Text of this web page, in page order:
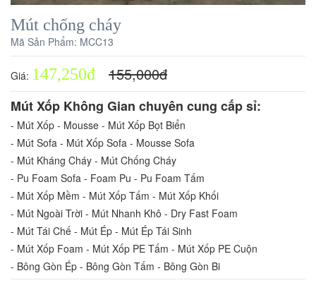
Mút chống cháy
Mã Sản Phẩm: MCC13
Giá: 147,250đ 155,000đ
Mút Xốp Không Gian chuyên cung cấp sỉ:
- Mút Xốp - Mousse - Mút Xốp Bọt Biển
- Mút Sofa - Mút Xốp Sofa - Mousse Sofa
- Mút Kháng Cháy - Mút Chống Cháy
- Pu Foam Sofa - Foam Pu - Pu Foam Tấm
- Mút Xốp Mềm - Mút Xốp Tấm - Mút Xốp Khối
- Mút Ngoài Trời - Mút Nhanh Khô - Dry Fast Foam
- Mút Tái Chế - Mút Ép - Mút Ép Tái Sinh
- Mút Xốp Foam - Mút Xốp PE Tấm - Mút Xốp PE Cuộn
- Bông Gòn Ép - Bông Gòn Tấm - Bông Gòn Bi